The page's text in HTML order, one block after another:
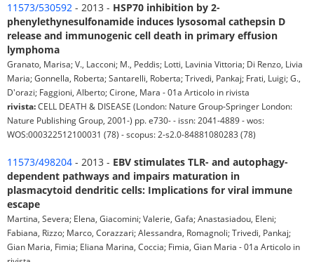
11573/530592 - 2013 - HSP70 inhibition by 2-
phenylethynesulfonamide induces lysosomal cathepsin D
release and immunogenic cell death in primary effusion
lymphoma
Granato, Marisa; V., Lacconi; M., Peddis; Lotti, Lavinia Vittoria; Di Renzo, Livia
Maria; Gonnella, Roberta; Santarelli, Roberta; Trivedi, Pankaj; Frati, Luigi; G.,
D'orazi; Faggioni, Alberto; Cirone, Mara - 01a Articolo in rivista
rivista:CELL DEATH & DISEASE (London: Nature Group-Springer London:
Nature Publishing Group, 2001-) pp. e730- - issn: 2041-4889 - wos:
WOS:000322512100031 (78) - scopus: 2-s2.0-84881080283 (78)
11573/498204 - 2013 - EBV stimulates TLR- and autophagy-
dependent pathways and impairs maturation in
plasmacytoid dendritic cells: Implications for viral immune
escape
Martina, Severa; Elena, Giacomini; Valerie, Gafa; Anastasiadou, Eleni;
Fabiana, Rizzo; Marco, Corazzari; Alessandra, Romagnoli; Trivedi, Pankaj;
Gian Maria, Fimia; Eliana Marina, Coccia; Fimia, Gian Maria - 01a Articolo in